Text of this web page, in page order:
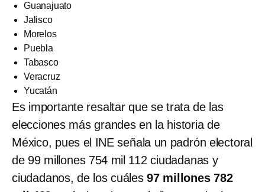
Guanajuato
Jalisco
Morelos
Puebla
Tabasco
Veracruz
Yucatán
Es importante resaltar que se trata de las
elecciones más grandes en la historia de
México, pues el INE señala un padrón electoral
de 99 millones 754 mil 112 ciudadanas y
ciudadanos, de los cuáles97 millones 782